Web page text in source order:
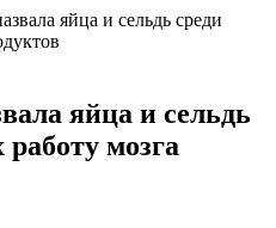
яйца и сельдь среди
яйца и сельдь
мозга